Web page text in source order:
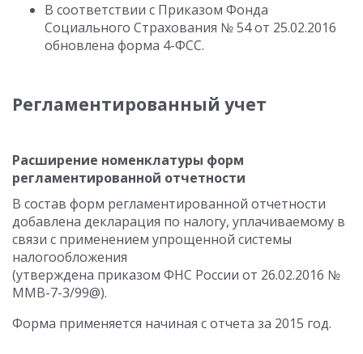
В соответствии с Приказом Фонда
Социального Страхования № 54 от 25.02.2016
обновлена форма 4-ФСС.
Регламентированный учет
Расширение номенклатуры форм
регламентированной отчетности
В состав форм регламентированной отчетности
добавлена декларация по налогу, уплачиваемому в
связи с применением упрощенной системы
налогообложения
(утверждена приказом ФНС России от 26.02.2016 №
ММВ-7-3/99@).
Форма применяется начиная с отчета за 2015 год.